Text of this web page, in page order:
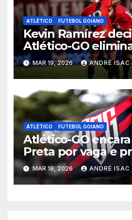
ATLÉTICO FUTEBOL GOIANO
Kevin Ramírez
Atlético-GO
Preta e garante
fase da Copa do
MAR 19, 2026 ANDRÉ ISAC
ATLÉTICO FUTEBOL GOIANO
Atlético-GO
Preta por vaga e
milionária na 4ª
do Brasil
MAR 18, 2026 ANDRÉ ISAC